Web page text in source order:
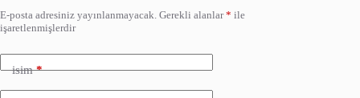
E-posta adresiniz yayınlanmayacak. Gerekli alanlar* ile
işaretlenmişlerdir
isim*